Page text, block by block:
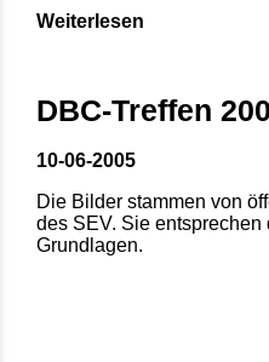
Weiterlesen
DBC-Treffen
10-06-2005
Die Bilder stammen von
des SEV. Sie
Grundlagen.